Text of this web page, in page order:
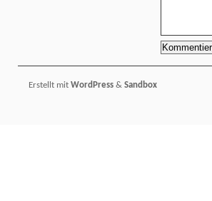
Erstellt mit WordPress & Sandbox